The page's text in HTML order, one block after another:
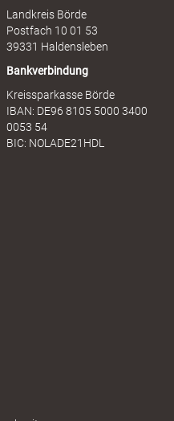
Landkreis Börde
Postfach 10 01 53
39331 Haldensleben
Bankverbindung
Kreissparkasse Börde
IBAN: DE96 8105 5000 3400
0053 54
BIC: NOLADE21HDL